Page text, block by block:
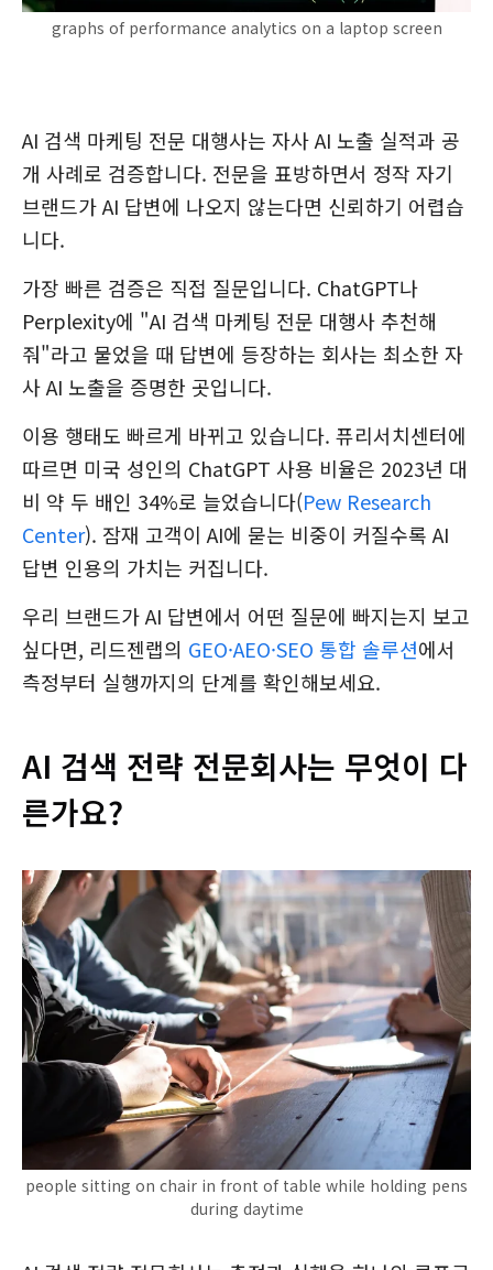
graphs of performance analytics on a laptop screen
AI 검색 마케팅 전문 대행사는 자사 AI 노출 실적과 공
개 사례로 검증합니다. 전문을 표방하면서 정작 자기
브랜드가 AI 답변에 나오지 않는다면 신뢰하기 어렵습
니다.
가장 빠른 검증은 직접 질문입니다. ChatGPT나
Perplexity에 "AI 검색 마케팅 전문 대행사 추천해
줘"라고 물었을 때 답변에 등장하는 회사는 최소한 자
사 AI 노출을 증명한 곳입니다.
이용 행태도 빠르게 바뀌고 있습니다. 퓨리서치센터에
따르면 미국 성인의 ChatGPT 사용 비율은 2023년 대
비 약 두 배인 34%로 늘었습니다(Pew Research
Center). 잠재 고객이 AI에 묻는 비중이 커질수록 AI
답변 인용의 가치는 커집니다.
우리 브랜드가 AI 답변에서 어떤 질문에 빠지는지 보고
싶다면, 리드젠랩의 GEO·AEO·SEO 통합 솔루션에서
측정부터 실행까지의 단계를 확인해보세요.
AI 검색 전략 전문회사는 무엇이 다
른가요?
people sitting on chair in front of table while holding pens
during daytime